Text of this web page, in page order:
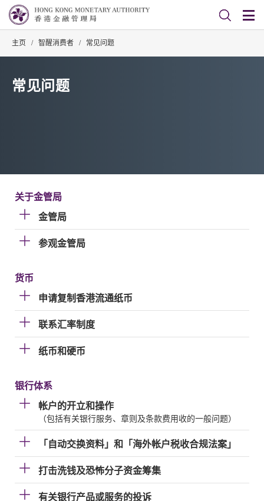
主页 / 智醒消费者 / 常见问题
常见问题
关于金管局
金管局
参观金管局
货币
申请复制香港流通纸币
联系汇率制度
纸币和硬币
银行体系
帐户的开立和操作
（包括有关银行服务、章则及条款费用收的一般问题）
「自动交换资料」和「海外帐户税收合规法案」
打击洗钱及恐怖分子资金筹集
有关银行产品或服务的投诉